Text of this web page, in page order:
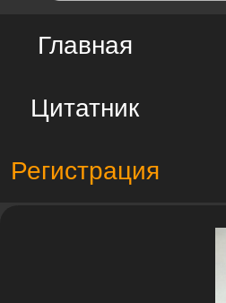
Главная
Цитатник
Регистрация